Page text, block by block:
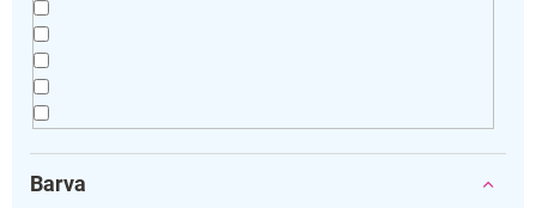
Barva